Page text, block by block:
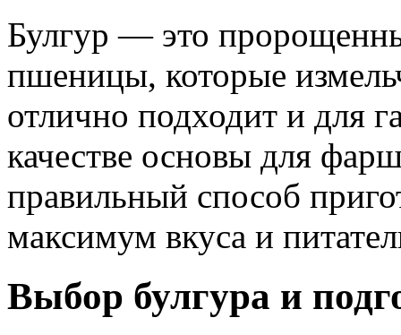
Булгур — это
пшеницы, которые
отлично подходит и для
качестве основы для
правильный способ
максимум вкуса и
Выбор булгура и